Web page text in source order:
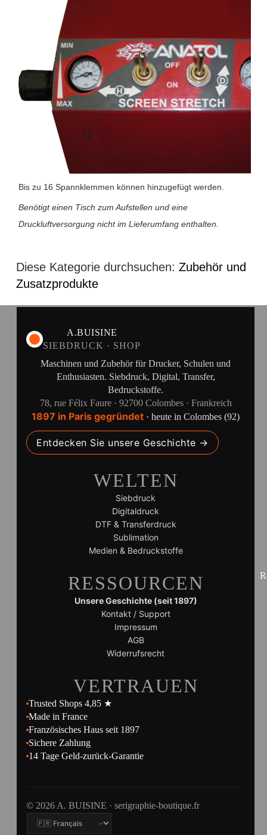
Bis zu 16 Spannklemmen können hinzugefügt werden.
Benötigt einen Tisch zum Aufstellen und eine
Druckluftversorgung nicht im Lieferumfang enthalten.
Diese Kategorie durchsuchen:Zubehör und
Zusatzprodukte
A.BUISINE
SIEBDRUCK · SHOP
Maschinen und Zubehör für Drucker, Schulen und
Enthusiasten. Siebdruck, Digital, Transfer,
Bedruckstoffe.
78, rue Félix Faure · 92700 Colombes · Frankreich
1897 in Paris gegründet · heute in Colombes (92)
Entdecken Sie unsere Geschichte →
WELTEN
Siebdruck
Digitaldruck
DTF & Transferdruck
Sublimation
Medien & Bedruckstoffe
RESSOURCEN
Unsere Geschichte (seit 1897)
Kontakt / Support
Impressum
AGB
Widerrufsrecht
VERTRAUEN
Trusted Shops 4,85 ★
Made in France
Französisches Haus seit 1897
Sichere Zahlung
14 Tage Geld-zurück-Garantie
© 2026 A. BUISINE · serigraphie-boutique.fr